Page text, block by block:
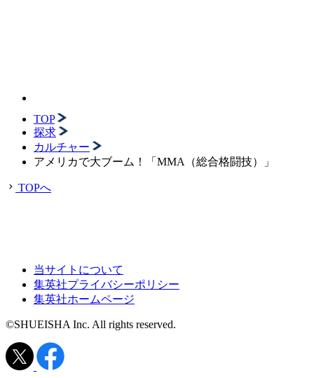
TOP
探求
カルチャー
アメリカで大ブーム！「MMA（総合格闘技）」
TOPへ
当サイトについて
集英社プライバシーポリシー
集英社ホームページ
©SHUEISHA Inc. All rights reserved.